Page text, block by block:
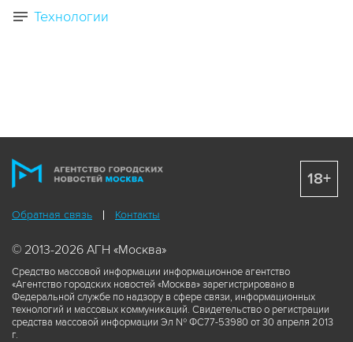
Технологии
Обратная связь Контакты
© 2013-2026 АГН «Москва»
Средство массовой информации информационное агентство
«Агентство городских новостей «Москва» зарегистрировано в
Федеральной службе по надзору в сфере связи, информационных
технологий и массовых коммуникаций. Свидетельство о регистрации
средства массовой информации Эл № ФС77-53980 от 30 апреля 2013
г.
18+